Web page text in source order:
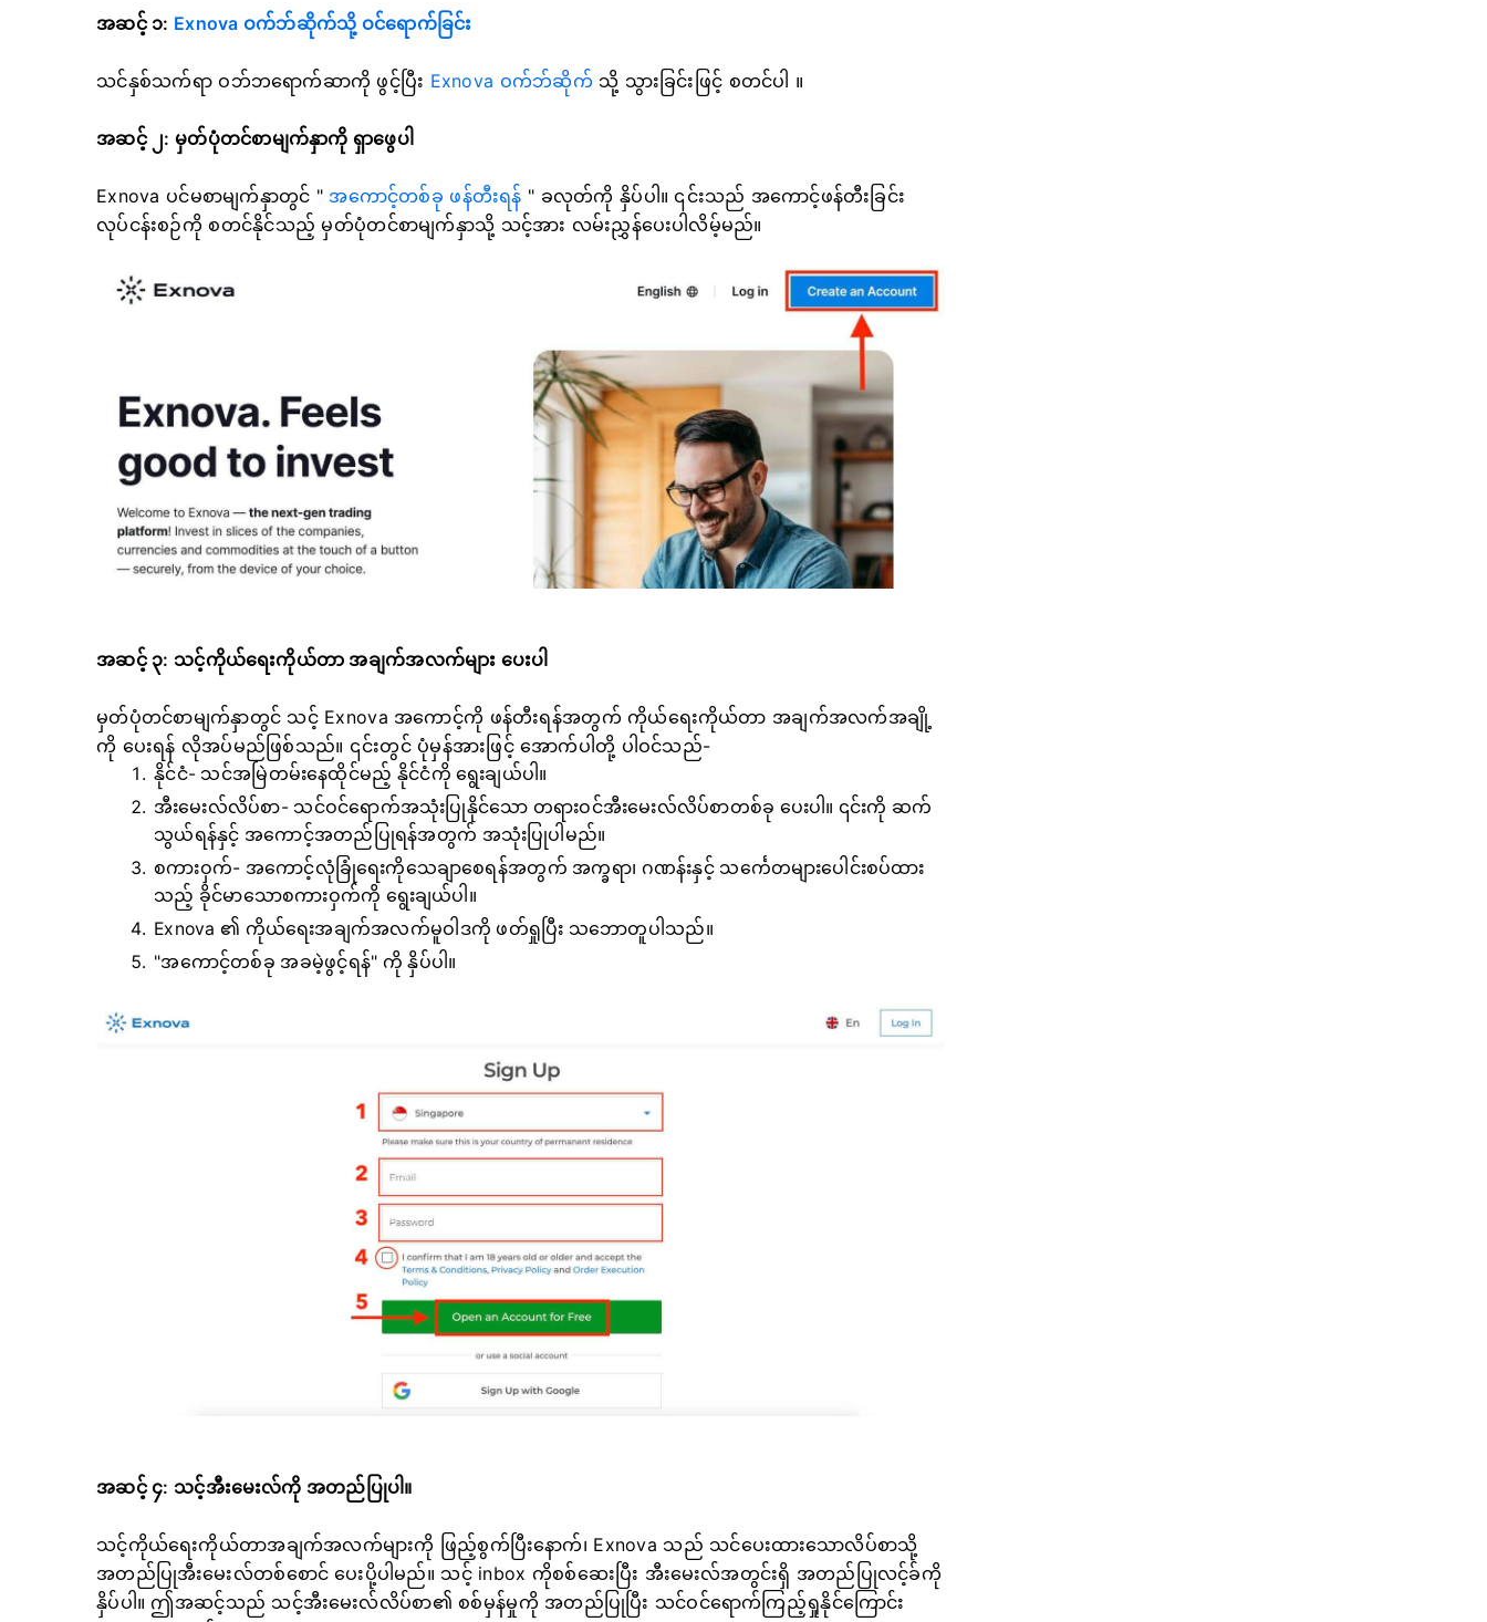
အဆင့် ၁: Exnova ဝက်ဘ်ဆိုက်သို့ ဝင်ရောက်ခြင်း
သင်နှစ်သက်ရာ ဝဘ်ဘရောက်ဆာကို ဖွင့်ပြီး Exnova ဝက်ဘ်ဆိုက် သို့ သွားခြင်းဖြင့် စတင်ပါ ။
အဆင့် ၂: မှတ်ပုံတင်စာမျက်နှာကို ရှာဖွေပါ
Exnova ပင်မစာမျက်နှာတွင် " အကောင့်တစ်ခု ဖန်တီးရန် " ခလုတ်ကို နှိပ်ပါ။ ၎င်းသည် အကောင့်ဖန်တီးခြင်း
လုပ်ငန်းစဉ်ကို စတင်နိုင်သည့် မှတ်ပုံတင်စာမျက်နှာသို့ သင့်အား လမ်းညွှန်ပေးပါလိမ့်မည်။
အဆင့် ၃: သင့်ကိုယ်ရေးကိုယ်တာ အချက်အလက်များ ပေးပါ
မှတ်ပုံတင်စာမျက်နှာတွင် သင့် Exnova အကောင့်ကို ဖန်တီးရန်အတွက် ကိုယ်ရေးကိုယ်တာ အချက်အလက်အချို့
ကို ပေးရန် လိုအပ်မည်ဖြစ်သည်။ ၎င်းတွင် ပုံမှန်အားဖြင့် အောက်ပါတို့ ပါဝင်သည်-
နိုင်ငံ- သင်အမြဲတမ်းနေထိုင်မည့် နိုင်ငံကို ရွေးချယ်ပါ။
အီးမေးလ်လိပ်စာ- သင်ဝင်ရောက်အသုံးပြုနိုင်သော တရားဝင်အီးမေးလ်လိပ်စာတစ်ခု ပေးပါ။ ၎င်းကို ဆက်
သွယ်ရန်နှင့် အကောင့်အတည်ပြုရန်အတွက် အသုံးပြုပါမည်။
စကားဝှက်- အကောင့်လုံခြုံရေးကိုသေချာစေရန်အတွက် အက္ခရာ၊ ဂဏန်းနှင့် သင်္ကေတများပေါင်းစပ်ထား
သည့် ခိုင်မာသောစကားဝှက်ကို ရွေးချယ်ပါ။
Exnova ၏ ကိုယ်ရေးအချက်အလက်မူဝါဒကို ဖတ်ရှုပြီး သဘောတူပါသည်။
"အကောင့်တစ်ခု အခမဲ့ဖွင့်ရန်" ကို နှိပ်ပါ။
အဆင့် ၄: သင့်အီးမေးလ်ကို အတည်ပြုပါ။
သင့်ကိုယ်ရေးကိုယ်တာအချက်အလက်များကို ဖြည့်စွက်ပြီးနောက်၊ Exnova သည် သင်ပေးထားသောလိပ်စာသို့
အတည်ပြုအီးမေးလ်တစ်စောင် ပေးပို့ပါမည်။ သင့် inbox ကိုစစ်ဆေးပြီး အီးမေးလ်အတွင်းရှိ အတည်ပြုလင့်ခ်ကို
နှိပ်ပါ။ ဤအဆင့်သည် သင့်အီးမေးလ်လိပ်စာ၏ စစ်မှန်မှုကို အတည်ပြုပြီး သင်ဝင်ရောက်ကြည့်ရှုနိုင်ကြောင်း